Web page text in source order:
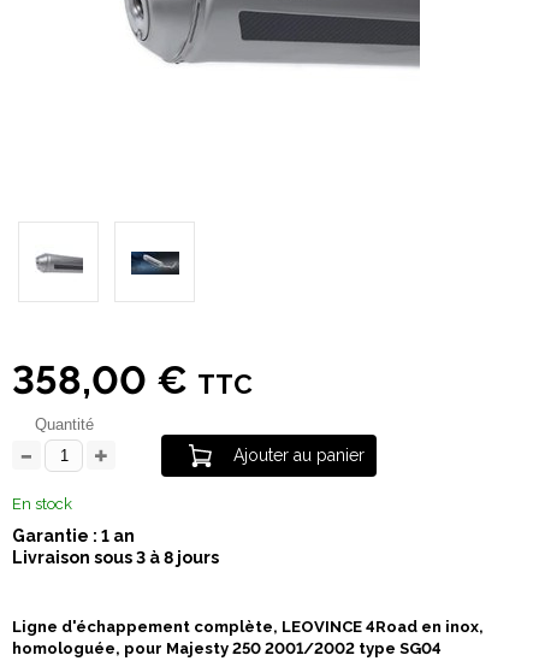
358,00 € TTC
Quantité
Ajouter au panier
En stock
Garantie : 1 an
Livraison sous 3 à 8 jours
Ligne d'échappement complète, LEOVINCE 4Road en inox,
homologuée, pour Majesty 250 2001/2002 type SG04